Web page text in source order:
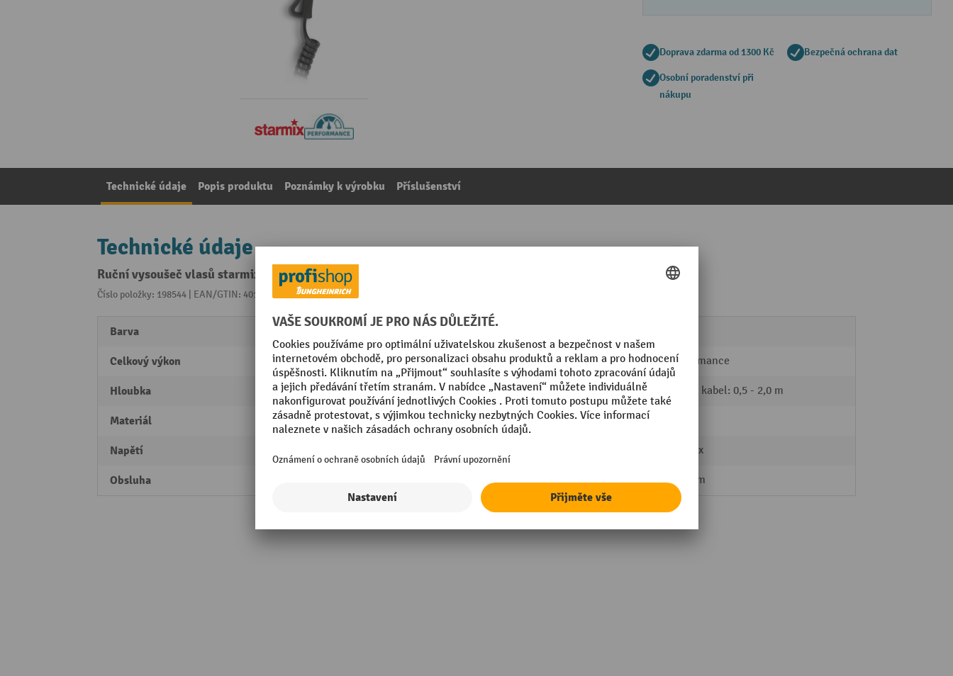
Doprava zdarma od 1300 Kč Bezpečná ochrana dat
Osobní poradenství při
nákupu
Technické údaje Popis produktu Poznámky k výrobku Příslušenství
Technické údaje
Ruční vysoušeč vlasů starmix TFC 12, 1200 W, černý/chromový
Číslo položky: 198544 | EAN/GTIN: 4011240038926Z kategorie:
Barva
Celkový výkon 1.200 W
Hloubka 86 mm
Materiál ABS plast
Napětí
Obsluha
Segmentu Performance
Technické vlastnosti Vinutý kabel: 0,5 - 2,0 m
Výška
starmix
Šířka 177 mm